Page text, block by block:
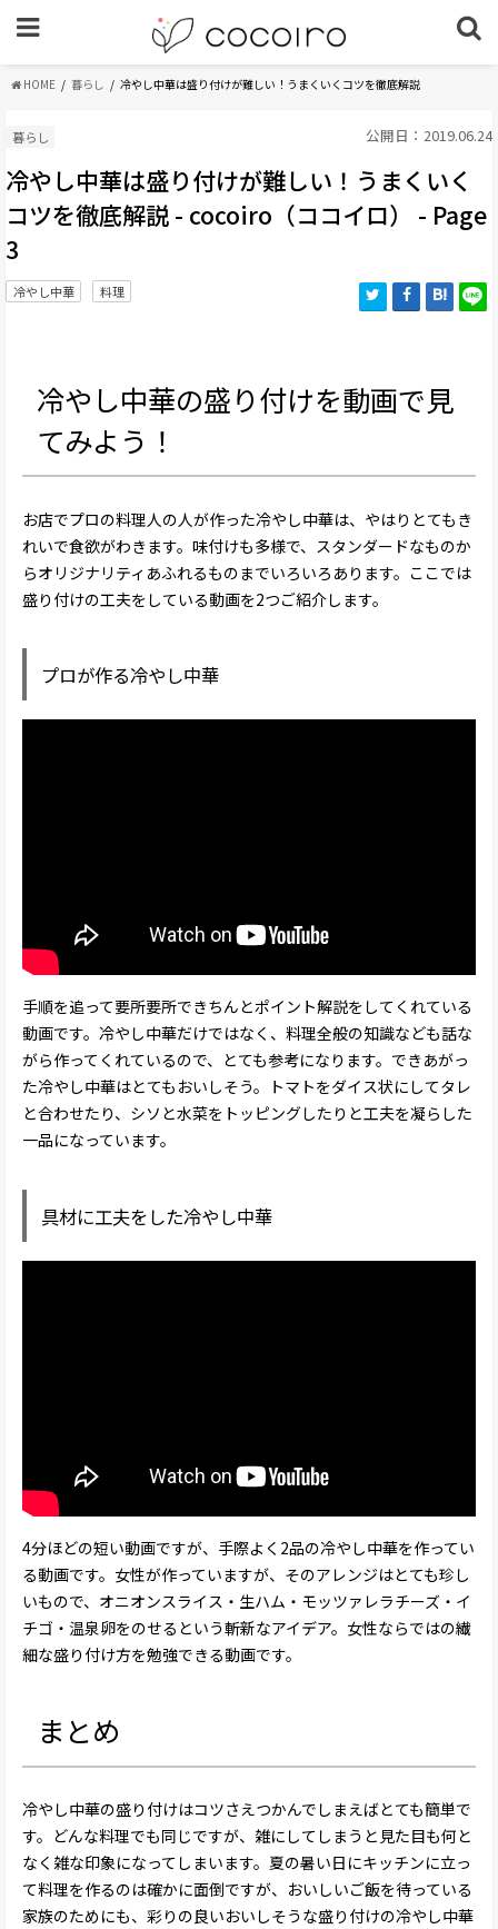
HOME 暮らし 冷やし中華は盛り付けが難しい！うまくいくコツを徹底解説
暮らし 公開日：2019.06.24
冷やし中華は盛り付けが難しい！うまくいく
コツを徹底解説 - cocoiro（ココイロ） - Page
3
冷やし中華 料理
冷やし中華の盛り付けを動画で見
てみよう！
お店でプロの料理人の人が作った冷やし中華は、やはりとてもき
れいで食欲がわきます。味付けも多様で、スタンダードなものか
らオリジナリティあふれるものまでいろいろあります。ここでは
盛り付けの工夫をしている動画を2つご紹介します。
プロが作る冷やし中華
手順を追って要所要所できちんとポイント解説をしてくれている
動画です。冷やし中華だけではなく、料理全般の知識なども話な
がら作ってくれているので、とても参考になります。できあがっ
た冷やし中華はとてもおいしそう。トマトをダイス状にしてタレ
と合わせたり、シソと水菜をトッピングしたりと工夫を凝らした
一品になっています。
具材に工夫をした冷やし中華
4分ほどの短い動画ですが、手際よく2品の冷やし中華を作ってい
る動画です。女性が作っていますが、そのアレンジはとても珍し
いもので、オニオンスライス・生ハム・モッツァレラチーズ・イ
チゴ・温泉卵をのせるという斬新なアイデア。女性ならではの繊
細な盛り付け方を勉強できる動画です。
まとめ
冷やし中華の盛り付けはコツさえつかんでしまえばとても簡単で
す。どんな料理でも同じですが、雑にしてしまうと見た目も何と
なく雑な印象になってしまいます。夏の暑い日にキッチンに立っ
て料理を作るのは確かに面倒ですが、おいしいご飯を待っている
家族のためにも、彩りの良いおいしそうな盛り付けの冷やし中華